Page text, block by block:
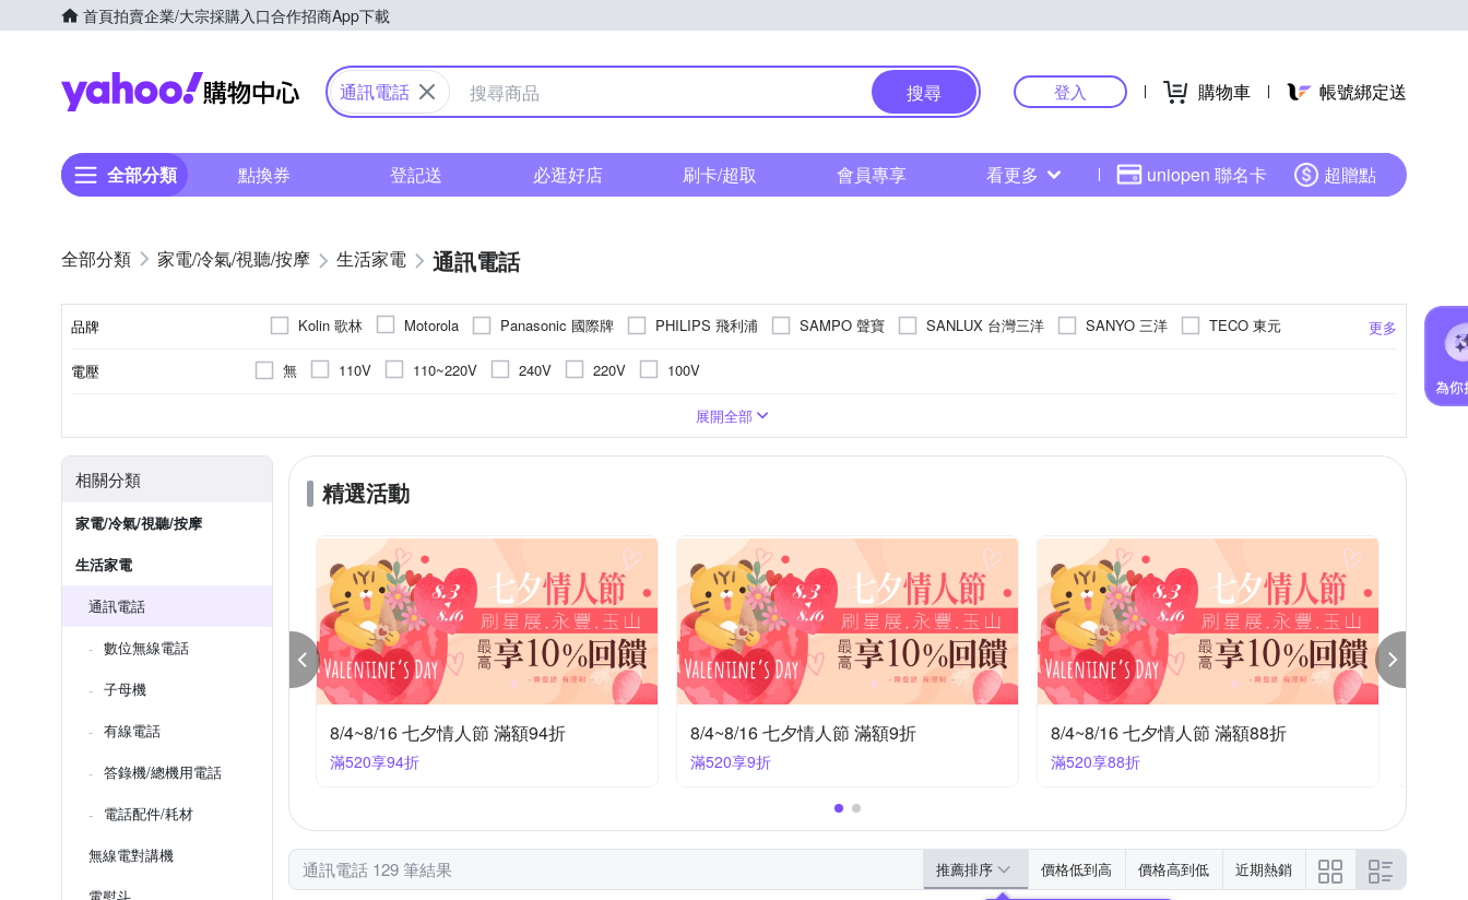
首頁拍賣企業/大宗採購入口合作招商App下載
Yahoo購物中心
通訊電話 搜尋 登入 購物車 帳號綁定送
全部分類 點換券 登記送 必逛好店 刷卡/超取 會員專享 看更多 uniopen 聯名卡 超贈點
家電/冷氣/視聽/按摩 生活家電 通訊電話
品牌 更多
Kolin 歌林 Motorola Panasonic 國際牌 PHILIPS 飛利浦 SAMPO 聲寶 SANLUX 台灣三洋 SANYO 三洋
TECO 東元
WONDER 旺德
其他品牌 羅蜜歐
電壓 無 110V 110~220V 240V 220V 100V
無線電對講機
展開全部
相關分類
家電/冷氣/視聽/按摩
生活家電
通訊電話
數位無線電話
子母機
有線電話
答錄機/總機用電話
電話配件/耗材
無線電對講機
精選活動
16 七夕情人節 滿額94折 8/4~8/16 七夕情人節 滿額9折
滿520享9折
8/4~8/16 七夕情人節 滿額88折
滿520享88折
8/4~8/16 七夕情人節 滿額82折
滿520享82折
通訊電話 129 筆結果 推薦排序 價格低到高 價格高到低 近期熱銷